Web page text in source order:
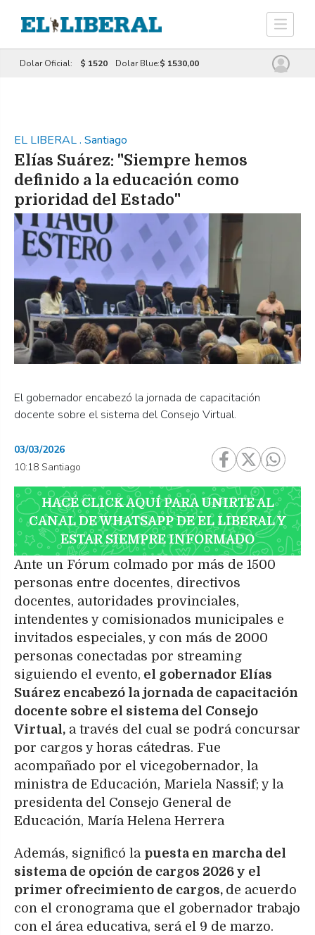
Dolar Oficial: $ 1520 Dolar Blue:$ 1530,00
EL LIBERAL. Santiago
Elías Suárez: "Siempre hemos
definido a la educación como
prioridad del Estado"
El gobernador encabezó la jornada de capacitación
docente sobre el sistema del Consejo Virtual.
03/03/2026
10:18 Santiago
HACÉ CLICK AQUÍ PARA UNIRTE AL
CANAL DE WHATSAPP DE EL LIBERAL Y
ESTAR SIEMPRE INFORMADO
Ante un Fórum colmado por más de 1500
personas entre docentes, directivos
docentes, autoridades provinciales,
intendentes y comisionados municipales e
invitados especiales, y con más de 2000
personas conectadas por streaming
siguiendo el evento, el gobernador Elías
Suárez encabezó la jornada de capacitación
docente sobre el sistema del Consejo
Virtual, a través del cual se podrá concursar
por cargos y horas cátedras. Fue
acompañado por el vicegobernador, la
ministra de Educación, Mariela Nassif; y la
presidenta del Consejo General de
Educación, María Helena Herrera
Además, significó la puesta en marcha del
sistema de opción de cargos 2026 y el
primer ofrecimiento de cargos, de acuerdo
con el cronograma que el gobernador trabajo
con el área educativa, será el 9 de marzo.